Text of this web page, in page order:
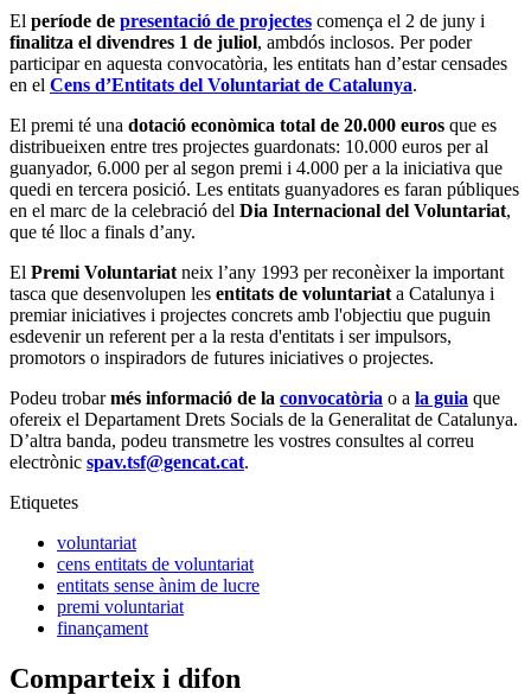
El període de presentació de projectes comença el 2 de juny i
finalitza el divendres 1 de juliol, ambdós inclosos. Per poder
participar en aquesta convocatòria, les entitats han d’estar censades
en el Cens d’Entitats del Voluntariat de Catalunya.
El premi té una dotació econòmica total de 20.000 euros que es
distribueixen entre tres projectes guardonats: 10.000 euros per al
guanyador, 6.000 per al segon premi i 4.000 per a la iniciativa que
quedi en tercera posició. Les entitats guanyadores es faran públiques
en el marc de la celebració del Dia Internacional del Voluntariat,
que té lloc a finals d’any.
El Premi Voluntariat neix l’any 1993 per reconèixer la important
tasca que desenvolupen les entitats de voluntariat a Catalunya i
premiar iniciatives i projectes concrets amb l'objectiu que puguin
esdevenir un referent per a la resta d'entitats i ser impulsors,
promotors o inspiradors de futures iniciatives o projectes.
Podeu trobarmés informació de la convocatòria o a la guia que
ofereix el Departament Drets Socials de la Generalitat de Catalunya.
D’altra banda, podeu transmetre les vostres consultes al correu
electrònic spav.tsf@gencat.cat.
Etiquetes
voluntariat
cens entitats de voluntariat
entitats sense ànim de lucre
premi voluntariat
finançament
Comparteix i difon